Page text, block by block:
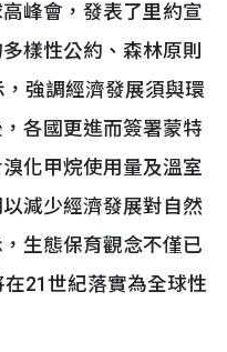
峰會，發表了里約宣
樣性公約、森林原則
強調經濟發展須與環
各國更進而簽署蒙特
化甲烷使用量及溫室
減少經濟發展對自然
生態保育觀念不僅已
21世紀落實為全球性